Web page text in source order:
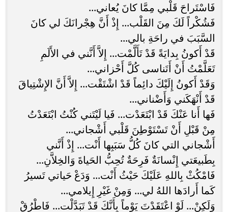
فَاسْتَراحَ قَلْبي مِمَّا كانَ يُعاني...
فَشُكْراً لَكَ مِنَ القَلْب... إِذْ أَنَّ هِجْرانَكَ لي كانَ
السَّبَبَ في راحَةِ بالي...
قَدْ أَكونُ بِدايَةً قَدْ تَأَلَّمْت... إِلاَّ أَنَّني في الأَلَمِ
تَعَلَّمْتُ أَنْ أَتَناسى كُلَّ أَحْزاني...
وَقَدْ أَكونُ إِلَيْكَ دائِماً قَدْ اشْتَقْت... إِلاَّ أَنَّ الإِشْتِياقَ
قَدْ أَنْهَكَني وَأَضْناني...
فَها أَنا عَنْكَ قَدْ ابْتَعَدْت... فَيا لَيْتَني كُنْتُ ابْتَعَدْتُ
مِنْ قَبْلِ أَنْ تَسْتَوْطِنَ قَلْبي أَشْجاني...
أَشْجاني التي كانَ كُلُّ سَبَبِها أَنْت... إِذْ أَنَّني
بِطَبيعَتي إِنْسانَةٌ فَرِحَةٌ تُحِبُّ الحَياةَ وَالخِلاَّنِ...
فَامْكُثْ بِاللهِ عَلَيْكَ حَيْثُ أَنْت... وَدَعْ حَياتي تَسيرُ
كَما أَرادَها اللهُ لي... وَمِنْ غَيْرِ إِيلامي...
وَلَكِنْ... لَوْ اعْتَقَدْتَ يَوْماً بِأَنَّكَ قَدْ تَبَدَّلْت... فَاطْرُقْ